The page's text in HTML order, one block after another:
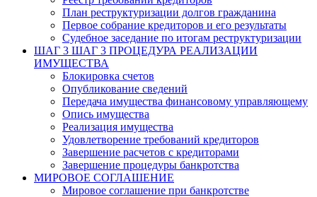
План реструктуризации долгов гражданина
Первое собрание кредиторов и его результаты
Судебное заседание по итогам реструктуризации
ШАГ 3 ШАГ 3 ПРОЦЕДУРА РЕАЛИЗАЦИИ
ИМУЩЕСТВА
Блокировка счетов
Опубликование сведений
Передача имущества финансовому управляющему
Опись имущества
Реализация имущества
Удовлетворение требований кредиторов
Завершение расчетов с кредиторами
Завершение процедуры банкротства
МИРОВОЕ СОГЛАШЕНИЕ
Мировое соглашение при банкротстве